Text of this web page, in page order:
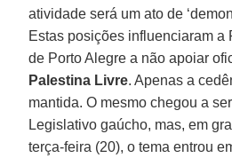
atividade será um ato de
Estas posições influenciaram a
de Porto Alegre a não apoiar
Palestina Livre. Apenas a
mantida. O mesmo chegou a
Legislativo gaúcho, mas, em
terça-feira (20), o tema entrou